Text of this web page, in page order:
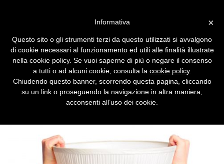
Mac OS X in modo sicuro
Svuotare il cestino è un'azione che non
cancella definitivamente i file.
×
Informativa
Questo sito o gli strumenti terzi da questo utilizzati si avvalgono
di cookie necessari al funzionamento ed utili alle finalità illustrate
nella cookie policy. Se vuoi saperne di più o negare il consenso
a tutti o ad alcuni cookie, consulta la cookie policy.
Chiudendo questo banner, scorrendo questa pagina, cliccando
su un link o proseguendo la navigazione in altra maniera,
acconsenti all’uso dei cookie.